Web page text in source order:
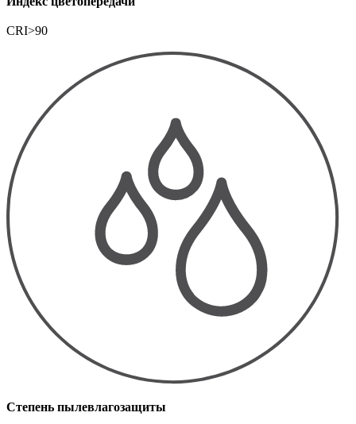
CRI>90
Степень пылевлагозащиты